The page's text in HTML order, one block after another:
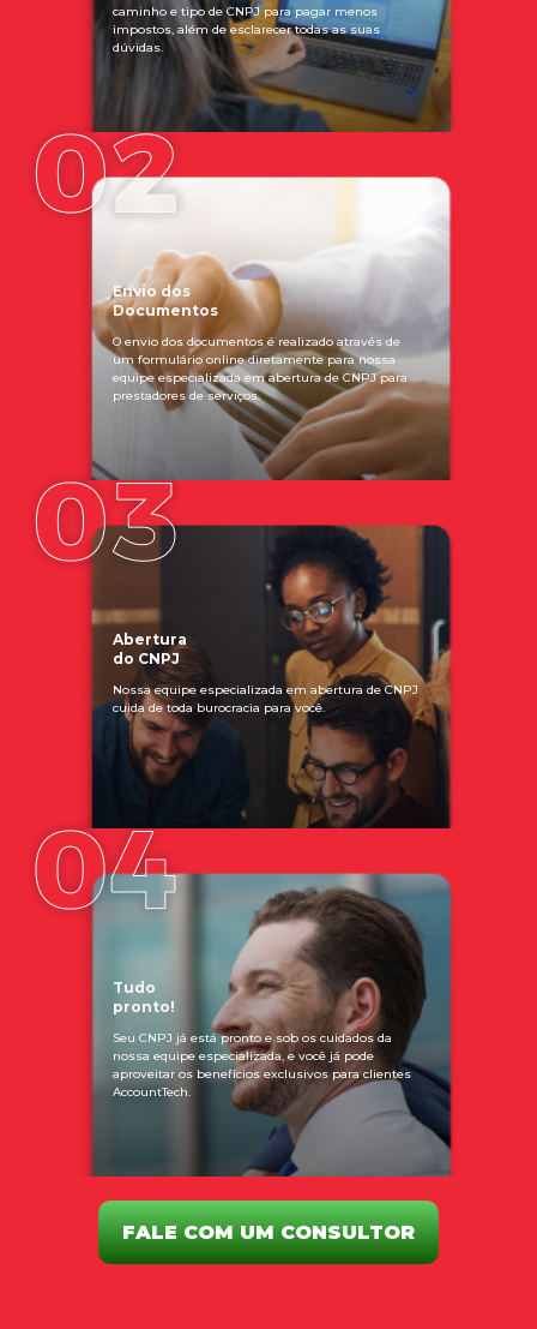
caminho e tipo de CNPJ para pagar menos
impostos, além de esclarecer todas as suas
dúvidas.
Envio dos
Documentos
O envio dos documentos é realizado através de
um formulário online diretamente para nossa
equipe especializada em abertura de CNPJ para
prestadores de serviços.
Abertura
do CNPJ
Nossa equipe especializada em abertura de CNPJ
cuida de toda burocracia para você.
Tudo
pronto!
Seu CNPJ já está pronto e sob os cuidados da
nossa equipe especializada, e você já pode
aproveitar os benefícios exclusivos para clientes
AccountTech.
FALE COM UM CONSULTOR